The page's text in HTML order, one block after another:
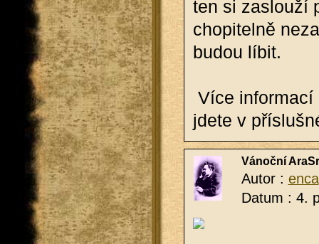
ten si za­slou­ží
cho­pi­tel­ně
budou líbit.
Více
jde­te v
Vánoční
Autor : enca
Datum : 4.